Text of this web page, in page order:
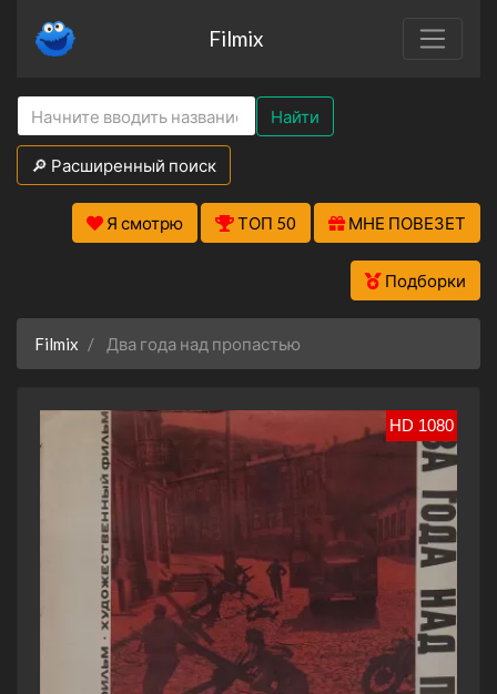
Filmix
Найти
🔎 Расширенный поиск
Я смотрю ТОП 50 МНЕ ПОВЕЗЕТ
Подборки
Filmix Два года над пропастью
HD 1080